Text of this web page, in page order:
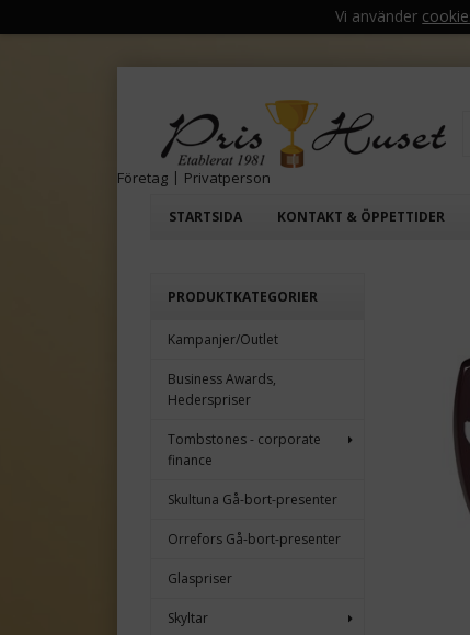
Vi använder
STARTSIDA KONTAKT & ÖPPETTIDER
Företag | Privatperson
PRODUKTKATEGORIER
Kampanjer/Outlet
Business Awards,
Hederspriser
Tombstones - corporate
finance
Skultuna Gå-bort-presenter
Orrefors Gå-bort-presenter
Glaspriser
Skyltar